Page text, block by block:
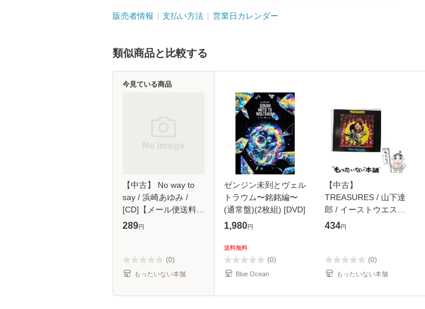
販売者情報 支払い方法 営業日カレンダー
類似商品と比較する
【中古】 No way to
say / 浜崎あゆみ /
[CD]【メール便送料無
料】
289円
(0)
もったいない本舗
今見ている商品
ゼンジン未到とヴェル
トラウム〜銘銘編〜
(通常盤)(2枚組) [DVD]
1,980円
送料無料
(0)
Blue Ocean
【中古】
TREASURES / 山下達
郎 / イーストウエス
ト・ジャパン [CD]
434円
(0)
もったいない本舗